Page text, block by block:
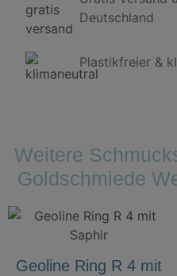
Deutschland
Plastikfreier &
Weitere
Goldschmiede
Geoline Ring R 4 mit